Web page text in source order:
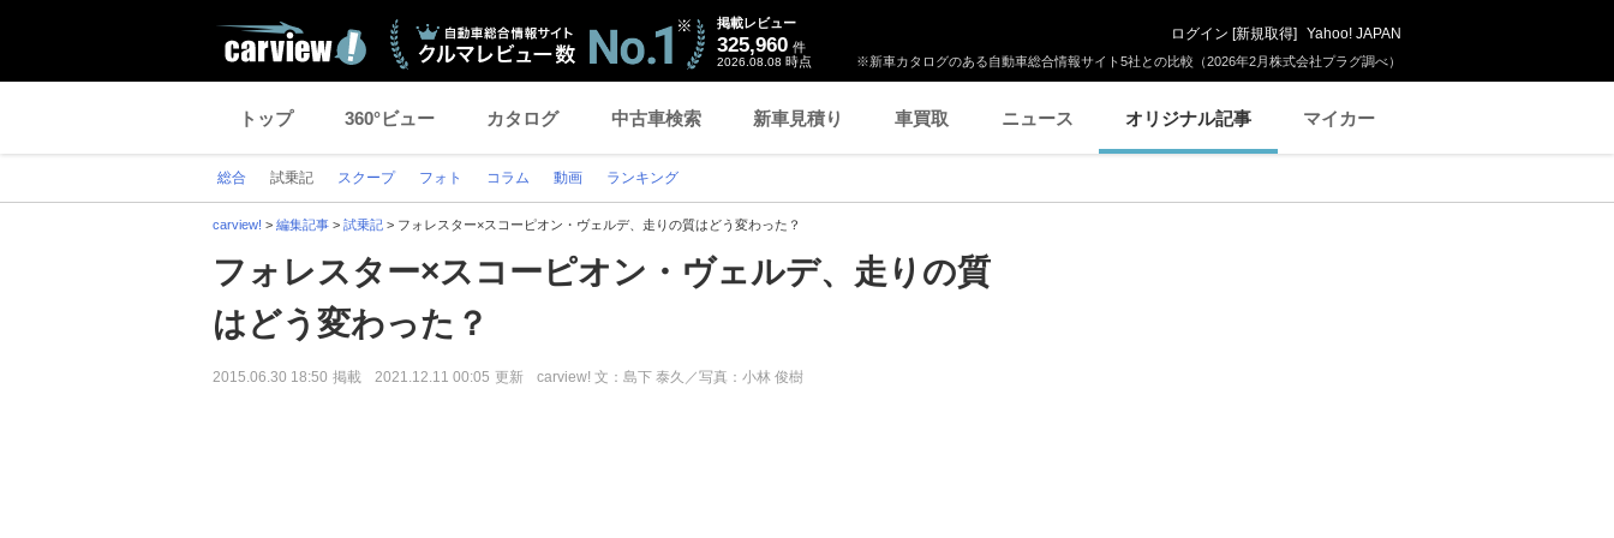
※新車カタログのある自動車総合情報サイト5社との比較（2026年2月株式会社プラグ調べ）
掲載レビュー
325,960 件
2026.08.08 時点
ログイン [新規取得] Yahoo! JAPAN
トップ 360°ビュー カタログ 中古車検索 新車見積り 車買取 ニュース オリジナル記事 マイカー
総合 試乗記 スクープ フォト コラム 動画 ランキング
carview! > 編集記事 > 試乗記 > フォレスター×スコーピオン・ヴェルデ、走りの質はどう変わった？
フォレスター×スコーピオン・ヴェルデ、走りの質
はどう変わった？
2015.06.30 18:50 掲載 2021.12.11 00:05 更新 carview! 文：島下 泰久／写真：小林 俊樹